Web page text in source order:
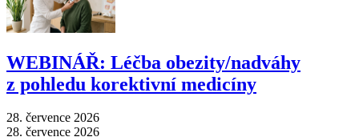
WEBINÁŘ: Léčba obezity/nadváhy
z pohledu korektivní medicíny
28. července 2026
28. července 2026